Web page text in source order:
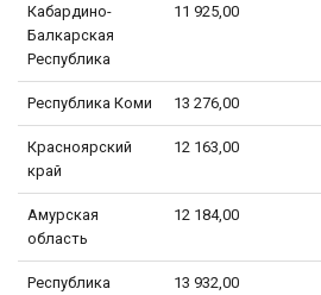
Кабардино-
Балкарская
Республика
11 925,00
Республика Коми 13 276,00
Красноярский
край
12 163,00
Амурская
область
12 184,00
Республика
13 932,00